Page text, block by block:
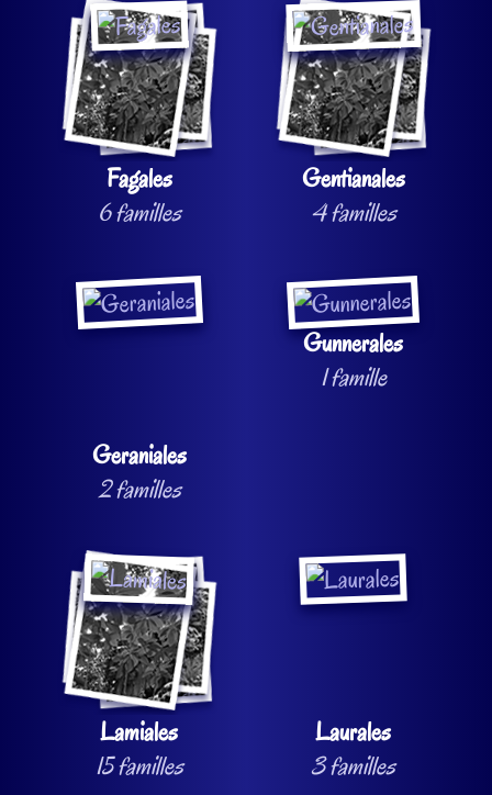
Fagales
6 familles
Gentianales
4 familles
Geraniales
2 familles
Gunnerales
1 famille
Lamiales
15 familles
Laurales
3 familles